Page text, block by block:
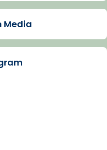
IA (OpenAI)
Media